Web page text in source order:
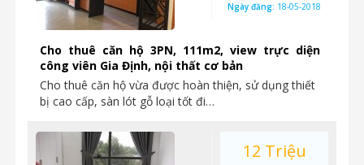
Cho thuê căn hộ 3PN, 111m2, view trực diện
công viên Gia Định, nội thất cơ bản
Cho thuê căn hộ vừa được hoàn thiện, sử dụng thiết
bị cao cấp, sàn lót gỗ loại tốt đi…
Ngày đăng: 18-05-2018
12 Triệu